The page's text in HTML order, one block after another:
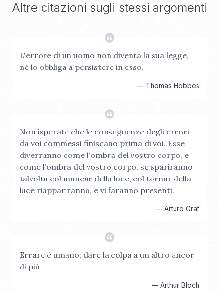
Altre citazioni sugli stessi argomenti
L'errore di un uomo non diventa la sua legge,
né lo obbliga a persistere in esso.
— Thomas Hobbes
Non isperate che le conseguenze degli errori
da voi commessi finiscano prima di voi. Esse
diverranno come l'ombra del vostro corpo, e
come l'ombra del vostro corpo, se spariranno
talvolta col mancar della luce, col tornar della
luce riappariranno, e vi faranno presenti.
— Arturo Graf
Errare è umano; dare la colpa a un altro ancor
di più.
— Arthur Bloch